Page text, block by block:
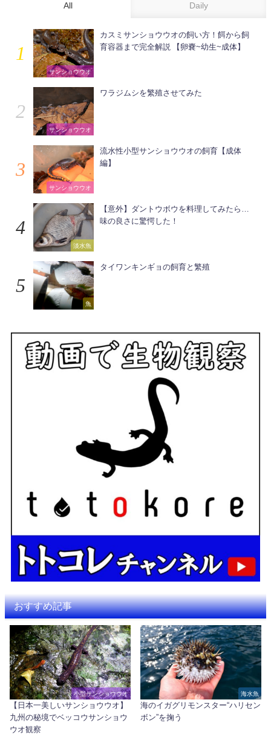
All Daily
サンショウウオ
カスミサンショウウオの飼い方！餌から飼
育容器まで完全解説 【卵嚢~幼生~成体】
サンショウウオ
ワラジムシを繁殖させてみた
サンショウウオ
流水性小型サンショウウオの飼育【成体
編】
淡水魚
【意外】ダントウボウを料理してみたら…
味の良さに驚愕した！
魚
タイワンキンギョの飼育と繁殖
おすすめ記事
小型サンショウウオ
【日本一美しいサンショウウオ】
九州の秘境でベッコウサンショウ
ウオ観察
海水魚
海のイガグリモンスター“ハリセン
ボン”を掬う